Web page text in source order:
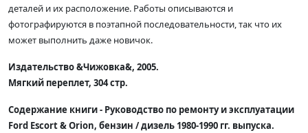
деталей и их расположение. Работы описываются и
фотографируются в поэтапной последовательности, так что их
может выполнить даже новичок.
Издательство &Чижовка&, 2005.
Мягкий переплет, 304 стр.
Содержание книги - Руководство по ремонту и эксплуатации
Ford Escort & Orion, бензин / дизель 1980-1990 гг. выпуска.